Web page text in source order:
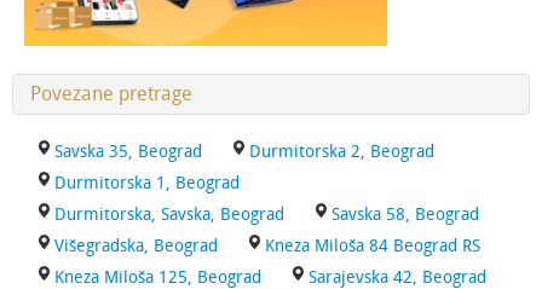
Povezane pretrage
Savska 35, Beograd
Durmitorska 2, Beograd
Durmitorska 1, Beograd
Durmitorska, Savska, Beograd
Savska 58, Beograd
Višegradska, Beograd
Kneza Miloša 84 Beograd RS
Kneza Miloša 125, Beograd
Sarajevska 42, Beograd